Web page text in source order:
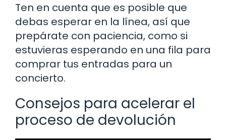
Ten en cuenta que es posible que
debas esperar en la línea, así que
prepárate con paciencia, como si
estuvieras esperando en una fila para
comprar tus entradas para un
concierto.
Consejos para acelerar el
proceso de devolución